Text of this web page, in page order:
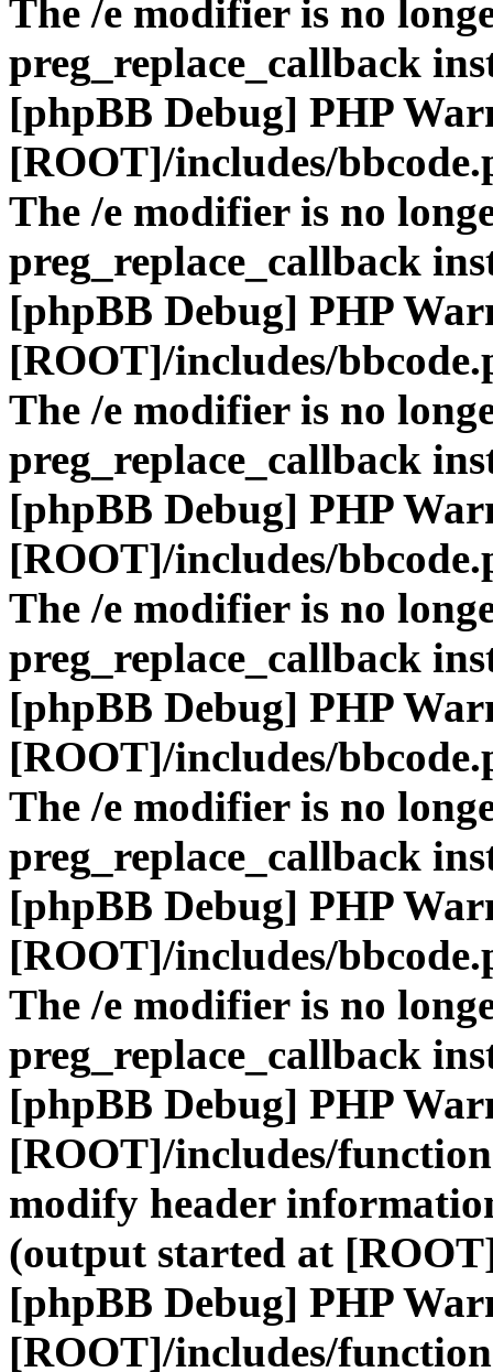
The /e modifier is no
preg_replace_callback
[phpBB Debug] PHP
[ROOT]/includes/
The /e modifier is no
preg_replace_callback
[phpBB Debug] PHP
[ROOT]/includes/
The /e modifier is no
preg_replace_callback
[phpBB Debug] PHP
[ROOT]/includes/
The /e modifier is no
preg_replace_callback
[phpBB Debug] PHP
[ROOT]/includes/
The /e modifier is no
preg_replace_callback
[phpBB Debug] PHP
[ROOT]/includes/
The /e modifier is no
preg_replace_callback
[phpBB Debug] PHP
[ROOT]/includes/
modify header
(output started at
[phpBB Debug] PHP
[ROOT]/includes/